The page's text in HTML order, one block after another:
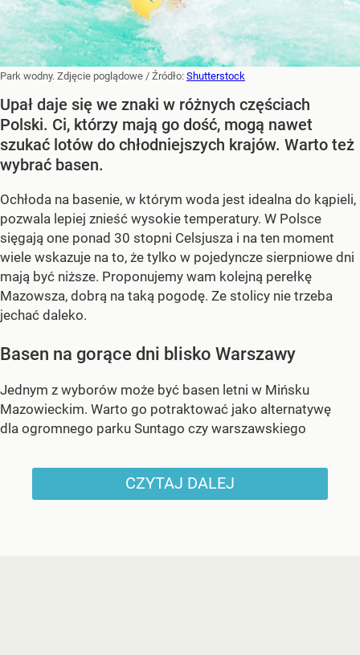
Park wodny. Zdjęcie poglądowe / Źródło: Shutterstock
Upał daje się we znaki w różnych częściach
Polski. Ci, którzy mają go dość, mogą nawet
szukać lotów do chłodniejszych krajów. Warto też
wybrać basen.
Ochłoda na basenie, w którym woda jest idealna do kąpieli,
pozwala lepiej znieść wysokie temperatury. W Polsce
sięgają one ponad 30 stopni Celsjusza i na ten moment
wiele wskazuje na to, że tylko w pojedyncze sierpniowe dni
mają być niższe. Proponujemy wam kolejną perełkę
Mazowsza, dobrą na taką pogodę. Ze stolicy nie trzeba
jechać daleko.
Basen na gorące dni blisko Warszawy
Jednym z wyborów może być basen letni w Mińsku
Mazowieckim. Warto go potraktować jako alternatywę
dla ogromnego parku Suntago czy warszawskiego
CZYTAJ DALEJ